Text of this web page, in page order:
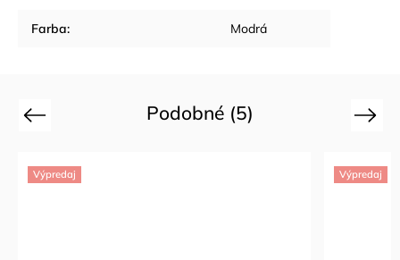
Farba: Modrá
Podobné (5)
Previous
Výpredaj Výpredaj
Next